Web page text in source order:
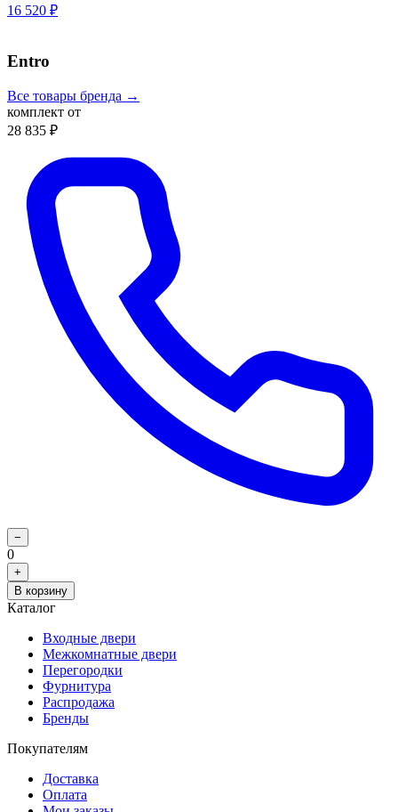
16 520 ₽
Entro
Все товары бренда →
комплект от
28 835 ₽
−
0
+
В корзину
Каталог
Входные двери
Межкомнатные двери
Перегородки
Фурнитура
Распродажа
Бренды
Покупателям
Доставка
Оплата